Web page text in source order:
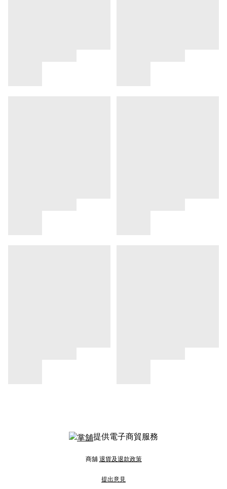
提供電子商貿服務
商舖 退貨及退款政策
提出意見